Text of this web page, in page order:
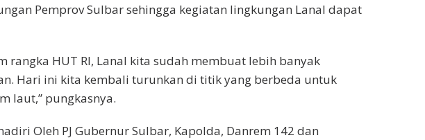
Pemprov Sulbar sehingga kegiatan lingkungan Lanal dapat
rangka HUT RI, Lanal kita sudah membuat lebih banyak
Hari ini kita kembali turunkan di titik yang berbeda untuk
laut,” pungkasnya.
Oleh PJ Gubernur Sulbar, Kapolda, Danrem 142 dan